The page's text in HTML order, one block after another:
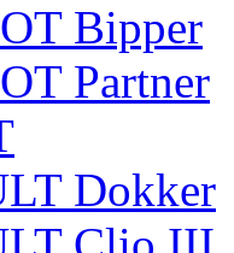
Bipper
Partner
Dokker